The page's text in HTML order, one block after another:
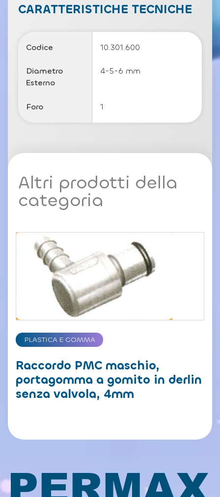
c
y
li
CARATTERISTICHE TECNICHE
Codice 10.301.600
Diametro
Esterno
4-5-6 mm
Foro 1
Altri prodotti della
categoria
PLASTICA E GOMMA
Raccordo PMC maschio,
portagomma a gomito in derlin
senza valvola, 4mm